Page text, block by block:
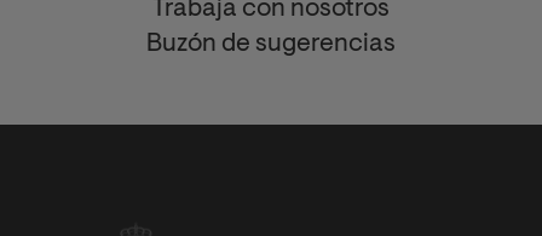
Trabaja con nosotros
Buzón de sugerencias